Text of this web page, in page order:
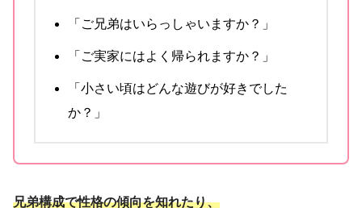
「ご兄弟はいらっしゃいますか？」
「ご実家にはよく帰られますか？」
「小さい頃はどんな遊びが好きでした
か？」
兄弟構成で性格の傾向を知れたり、